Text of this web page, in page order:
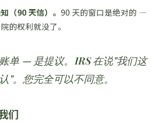
（90 天信）。 90 天的窗口是绝对的 —
的权利就没了。
单 — 是提议。IRS 在说"我们这
"。您完全可以不同意。
们